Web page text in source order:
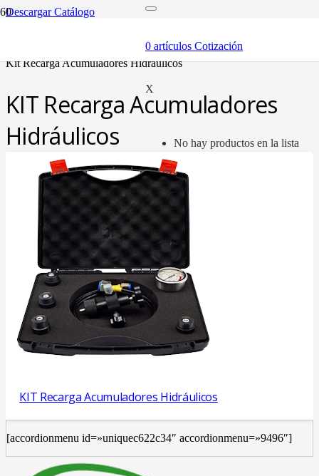
0 artículos Cotización
X
No hay productos en la lista
Descargar Catálogo
kit recarga acumuladores hidráulicos
KIT Recarga Acumuladores
Hidráulicos
KIT Recarga Acumuladores Hidráulicos
[accordionmenu id=»uniquec622c34″ accordionmenu=»9496″]